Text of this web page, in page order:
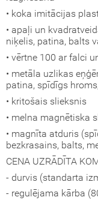
• koka imitācijas
• apaļi un
niķelis, patina, balts
• vērtne 100 ar falci
• metāla uzlikas
patina, spīdīgs
• kritošais slieksnis
• melna magnētiska
• magnīta atduris
bezkrasains, balts,
CENA UZRĀDĪTA
- durvis (standarta
- regulējama kārba
durvis
izpildījuma
kolekcija
kolekcija
durvis
durvis
durvis